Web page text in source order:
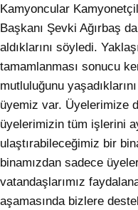
Kamyoncular
Başkanı Şevki Ağırbaş
aldıklarını söyledi.
tamamlanması sonucu
mutluluğunu
üyemiz var. Üyelerimize
üyelerimizin tüm işlerini
ulaştırabileceğimiz bir
binamızdan sadece
vatandaşlarımız
aşamasında bizlere